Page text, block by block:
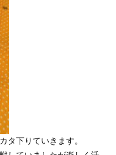
タ下りていきます。